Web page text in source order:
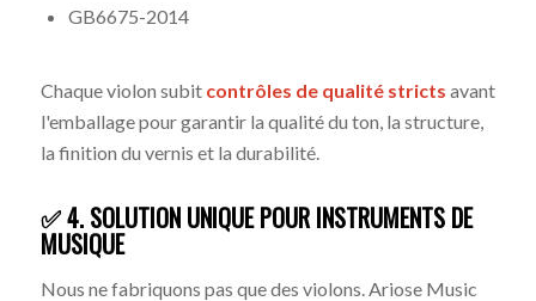
GB6675-2014
Chaque violon subit contrôles de qualité stricts avant
l'emballage pour garantir la qualité du ton, la structure,
la finition du vernis et la durabilité.
✅ 4. SOLUTION UNIQUE POUR INSTRUMENTS DE
MUSIQUE
Nous ne fabriquons pas que des violons. Ariose Music